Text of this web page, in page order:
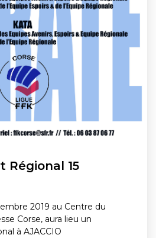
Régional 15
2019 au Centre du
Corse, aura lieu un
à AJACCIO